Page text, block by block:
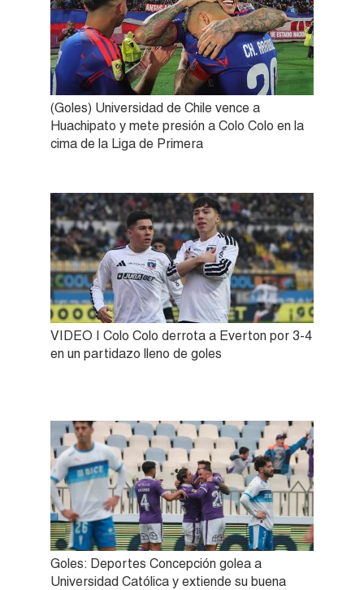
(Goles) Universidad de Chile vence a
Huachipato y mete presión a Colo Colo en la
cima de la Liga de Primera
VIDEO | Colo Colo derrota a Everton por 3-4
en un partidazo lleno de goles
Goles: Deportes Concepción golea a
Universidad Católica y extiende su buena